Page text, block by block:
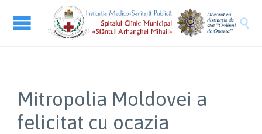

Mitropolia Moldovei a
felicitat cu ocazia